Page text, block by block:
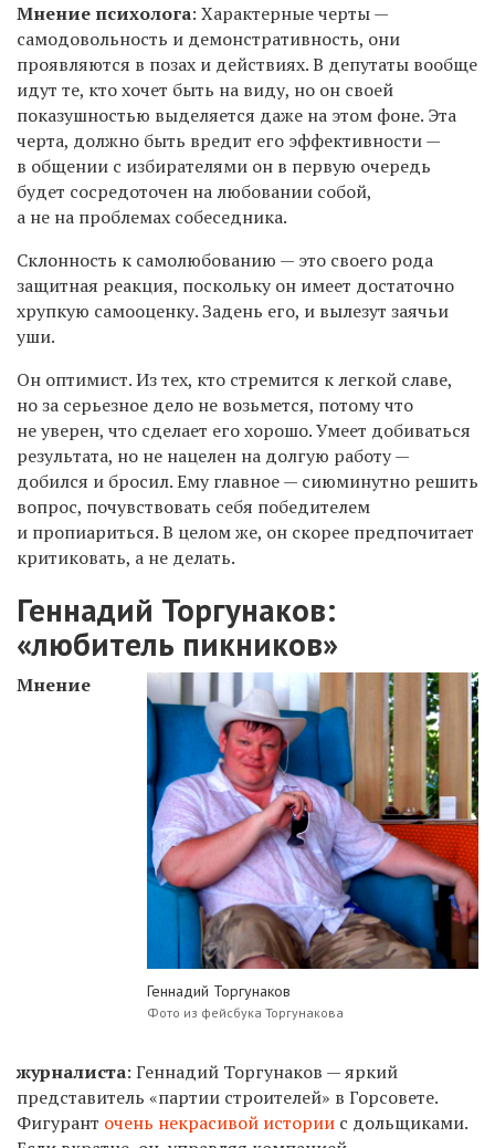
Мнение психолога: Характерные черты —
самодовольность и демонстративность, они
проявляются в позах и действиях. В депутаты вообще
идут те, кто хочет быть на виду, но он своей
показушностью выделяется даже на этом фоне. Эта
черта, должно быть вредит его эффективности —
в общении с избирателями он в первую очередь
будет сосредоточен на любовании собой,
а не на проблемах собеседника.
Склонность к самолюбованию — это своего рода
защитная реакция, поскольку он имеет достаточно
хрупкую самооценку. Задень его, и вылезут заячьи
уши.
Он оптимист. Из тех, кто стремится к легкой славе,
но за серьезное дело не возьмется, потому что
не уверен, что сделает его хорошо. Умеет добиваться
результата, но не нацелен на долгую работу —
добился и бросил. Ему главное — сиюминутно решить
вопрос, почувствовать себя победителем
и пропиариться. В целом же, он скорее предпочитает
критиковать, а не делать.
Геннадий Торгунаков:
«любитель пикников»
Геннадий Торгунаков
Фото из фейсбука Торгунакова
Мнение
журналиста: Геннадий Торгунаков — яркий
представитель «партии строителей» в Горсовете.
Фигурант очень некрасивой истории с дольщиками.